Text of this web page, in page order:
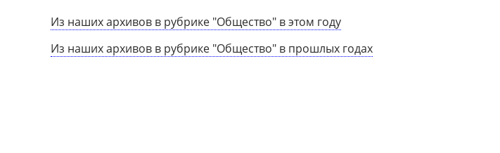
Из наших архивов в рубрике "Общество" в этом году
Из наших архивов в рубрике "Общество" в прошлых годах